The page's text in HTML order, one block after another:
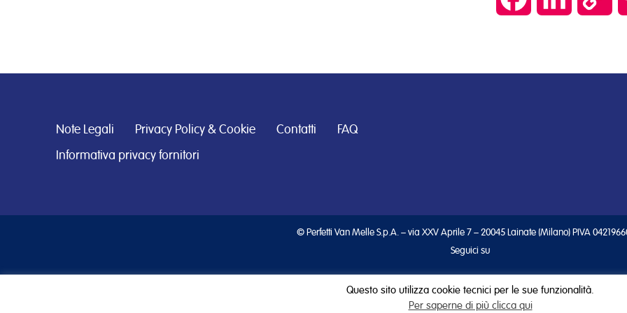
Note Legali Privacy Policy & Cookie Contatti FAQ
Informativa privacy fornitori
© Perfetti Van Melle S.p.A. – via XXV Aprile 7 – 20045 Lainate (Milano) PIVA
Seguici su
Questo sito utilizza cookie tecnici per le sue funzionalità.
Per saperne di più clicca qui